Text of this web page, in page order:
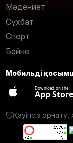
Мәдениет
Сұхбат
Спорт
Бейне
Мобильді
Download on the
App Store
Қауіпсіз